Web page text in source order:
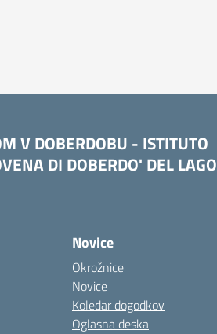
V DOBERDOBU - ISTITUTO
DI DOBERDO' DEL LAGO
Novice
Okrožnice
Novice
Koledar dogodkov
Oglasna deska